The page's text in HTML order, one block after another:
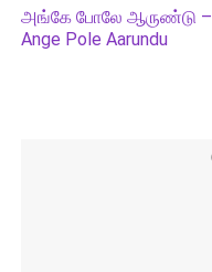
அங்கே போலே ஆருண்டு –
Ange Pole Aarundu